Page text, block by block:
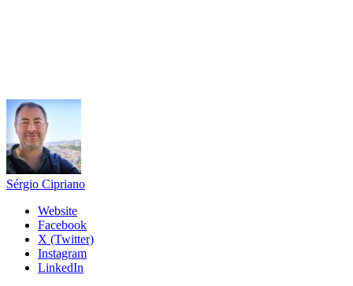
Sérgio Cipriano
Website
Facebook
X (Twitter)
Instagram
LinkedIn